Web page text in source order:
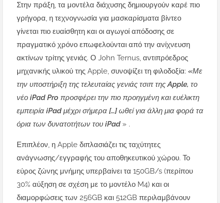
Στην πράξη, τα μοντέλα διάχυσης δημιουργούν καρέ πιο
γρήγορα, η τεχνογνωσία για μασκαρίσματα βίντεο
γίνεται πιο ευαίσθητη και οι αγωγοί απόδοσης σε
πραγματικό χρόνο επωφελούνται από την ανίχνευση
ακτίνων τρίτης γενιάς. Ο John Ternus, αντιπρόεδρος
μηχανικής υλικού της Apple, συνοψίζει τη φιλοδοξία: «Με
την υποστήριξη της τελευταίας γενιάς τσιπ της Apple, το
νέο iPad Pro προσφέρει την πιο προηγμένη και ευέλικτη
εμπειρία iPad μέχρι σήμερα […] ωθεί για άλλη μια φορά τα
όρια των δυνατοτήτων του iPad » .
Επιπλέον, η Apple διπλασιάζει τις ταχύτητες
ανάγνωσης/εγγραφής του αποθηκευτικού χώρου. Το
εύρος ζώνης μνήμης υπερβαίνει τα 150GB/s (περίπου
30% αύξηση σε σχέση με το μοντέλο M4) και οι
διαμορφώσεις των 256GB και 512GB περιλαμβάνουν